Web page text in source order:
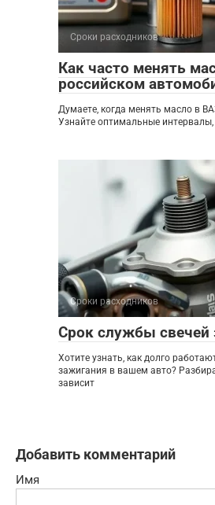
Сроки расходников
Как часто менять
российском
Думаете, когда менять масло в
Узнайте оптимальные интервалы,
Сроки расходников
Срок службы свечей
Хотите узнать, как долго
зажигания в вашем авто?
зависит
Добавить комментарий
Имя